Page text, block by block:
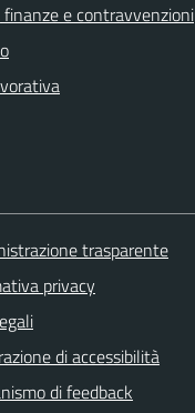
finanze e contravvenzioni
trasparente
privacy
di accessibilità
di feedback